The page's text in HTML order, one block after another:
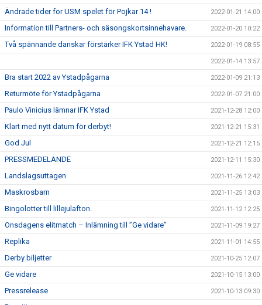
Ändrade tider för USM spelet för Pojkar 14 ! 2022-01-21 14:00
Information till Partners- och säsongskortsinnehavare. 2022-01-20 10:22
Två spännande danskar förstärker IFK Ystad HK! 2022-01-19 08:55
2022-01-14 13:57
Bra start 2022 av Ystadpågarna 2022-01-09 21:13
Returmöte för Ystadpågarna 2022-01-07 21:00
Paulo Vinicius lämnar IFK Ystad 2021-12-28 12:00
Klart med nytt datum för derbyt! 2021-12-21 15:31
God Jul 2021-12-21 12:15
PRESSMEDELANDE 2021-12-11 15:30
Landslagsuttagen 2021-11-26 12:42
Maskrosbarn 2021-11-25 13:03
Bingolotter till lillejulafton. 2021-11-12 12:25
Onsdagens elitmatch – Inlämning till ”Ge vidare” 2021-11-09 19:27
Replika 2021-11-01 14:55
Derby biljetter 2021-10-25 12:07
Ge vidare 2021-10-15 13:00
Pressrelease 2021-10-13 09:30